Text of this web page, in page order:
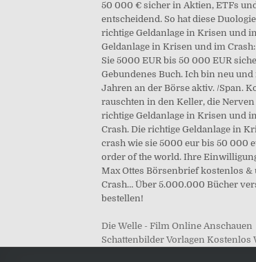
Die Welle - Film Online Anschauen
Schattenbilder Vorlagen Kostenlos